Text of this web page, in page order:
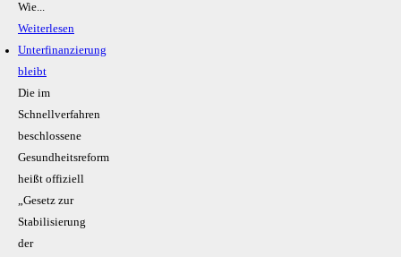
Wie...
Weiterlesen
Unterfinanzierung
bleibt
Die im
Schnellverfahren
beschlossene
Gesundheitsreform
heißt offiziell
„Gesetz zur
Stabilisierung
der